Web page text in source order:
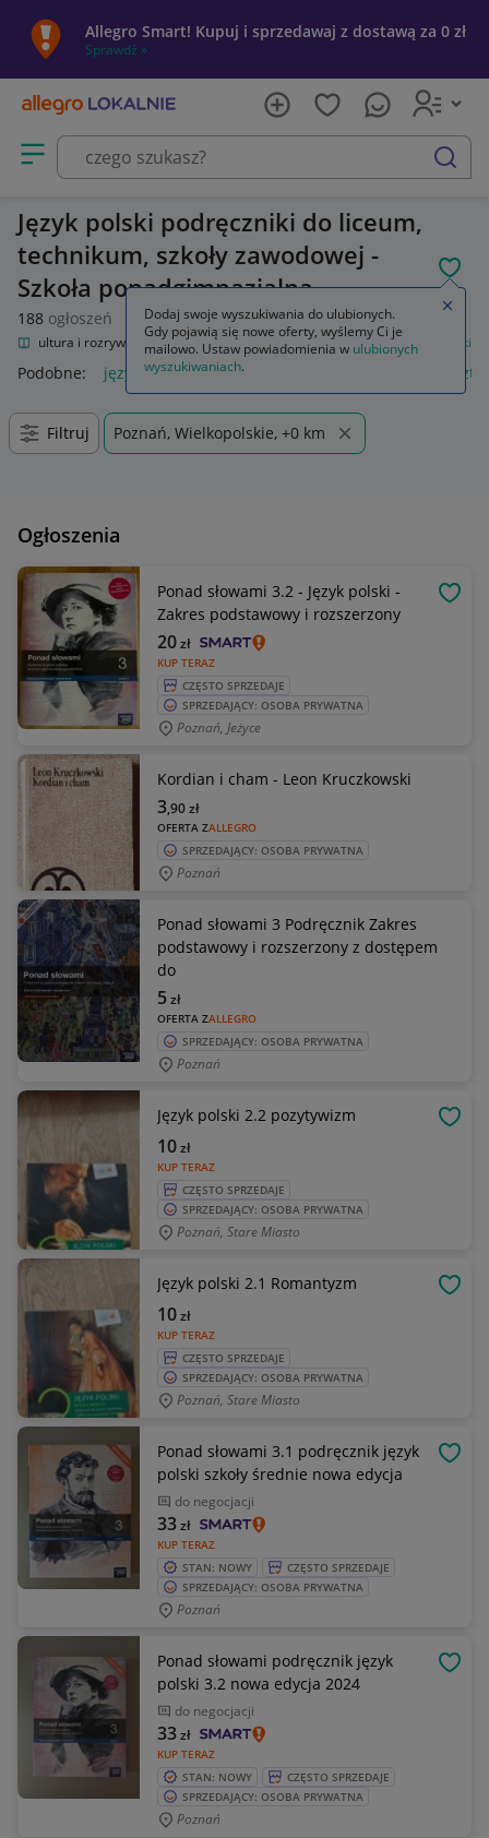
Allegro Smart! Kupuj i sprzedawaj z dostawą za 0 zł
Sprawdź »
Otwórz menu z kategoriami
szukaj
Język polski podręczniki do liceum,
technikum, szkoły zawodowej -
Szkoła ponadgimnazjalna
188 ogłoszeń
Kultura i rozrywka Podręczniki szkolne Szkoła średnia Język polski
Podobne: język polski zeszyt język polski język polski 1
Filtruj Poznań, Wielkopolskie, +0 km
Ogłoszenia
Ponad słowami 3.2 - Język polski -
Zakres podstawowy i rozszerzony
KUP TERAZ
20zł
CZĘSTO SPRZEDAJE
SPRZEDAJĄCY: OSOBA PRYWATNA
Poznań, Jeżyce
Kordian i cham - Leon Kruczkowski
OFERTA ZALLEGRO
3,90zł
SPRZEDAJĄCY: OSOBA PRYWATNA
Poznań
Ponad słowami 3 Podręcznik Zakres
podstawowy i rozszerzony z dostępem
do
OFERTA ZALLEGRO
5zł
SPRZEDAJĄCY: OSOBA PRYWATNA
Poznań
Język polski 2.2 pozytywizm
KUP TERAZ
10zł
CZĘSTO SPRZEDAJE
SPRZEDAJĄCY: OSOBA PRYWATNA
Poznań, Stare Miasto
Język polski 2.1 Romantyzm
KUP TERAZ
10zł
CZĘSTO SPRZEDAJE
SPRZEDAJĄCY: OSOBA PRYWATNA
Poznań, Stare Miasto
Ponad słowami 3.1 podręcznik język
polski szkoły średnie nowa edycja
do negocjacji
KUP TERAZ
33zł
STAN: NOWY
CZĘSTO SPRZEDAJE
SPRZEDAJĄCY: OSOBA PRYWATNA
Poznań
Ponad słowami podręcznik język
polski 3.2 nowa edycja 2024
do negocjacji
KUP TERAZ
33zł
STAN: NOWY
CZĘSTO SPRZEDAJE
SPRZEDAJĄCY: OSOBA PRYWATNA
Poznań
Dodaj swoje wyszukiwania do ulubionych.
Gdy pojawią się nowe oferty, wyślemy Ci je
mailowo. Ustaw powiadomienia w ulubionych
wyszukiwaniach.